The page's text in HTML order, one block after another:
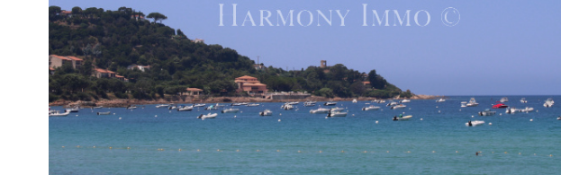
bien